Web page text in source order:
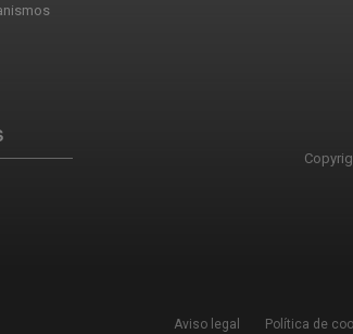
Aviso legal Política de